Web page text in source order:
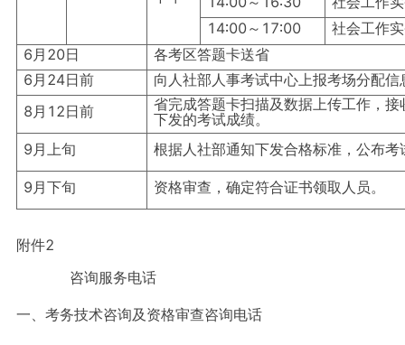
14∶00～17∶00
社会工作
6月20日
各考区答题卡送省
6月24日前
向人社部人事考试中心上报考场分配信
8月12日前
省完成答题卡扫描及数据上传工作，
下发的考试成绩。
9月上旬
根据人社部通知下发合格标准，公布考
9月下旬 资格审查，确定符合证书领取人员。
附件2
咨询服务电话
一、考务技术咨询及资格审查咨询电话